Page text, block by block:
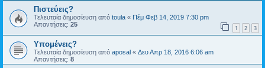
Πιστεύεις?
Τελευταία δημοσίευση από toula « Πέμ Φεβ 14, 2019 7:30 pm
Απαντήσεις: 25 1 2 3
Υπομένεις?
Τελευταία δημοσίευση από aposal « Δευ Απρ 18, 2016 6:06 am
Απαντήσεις: 8